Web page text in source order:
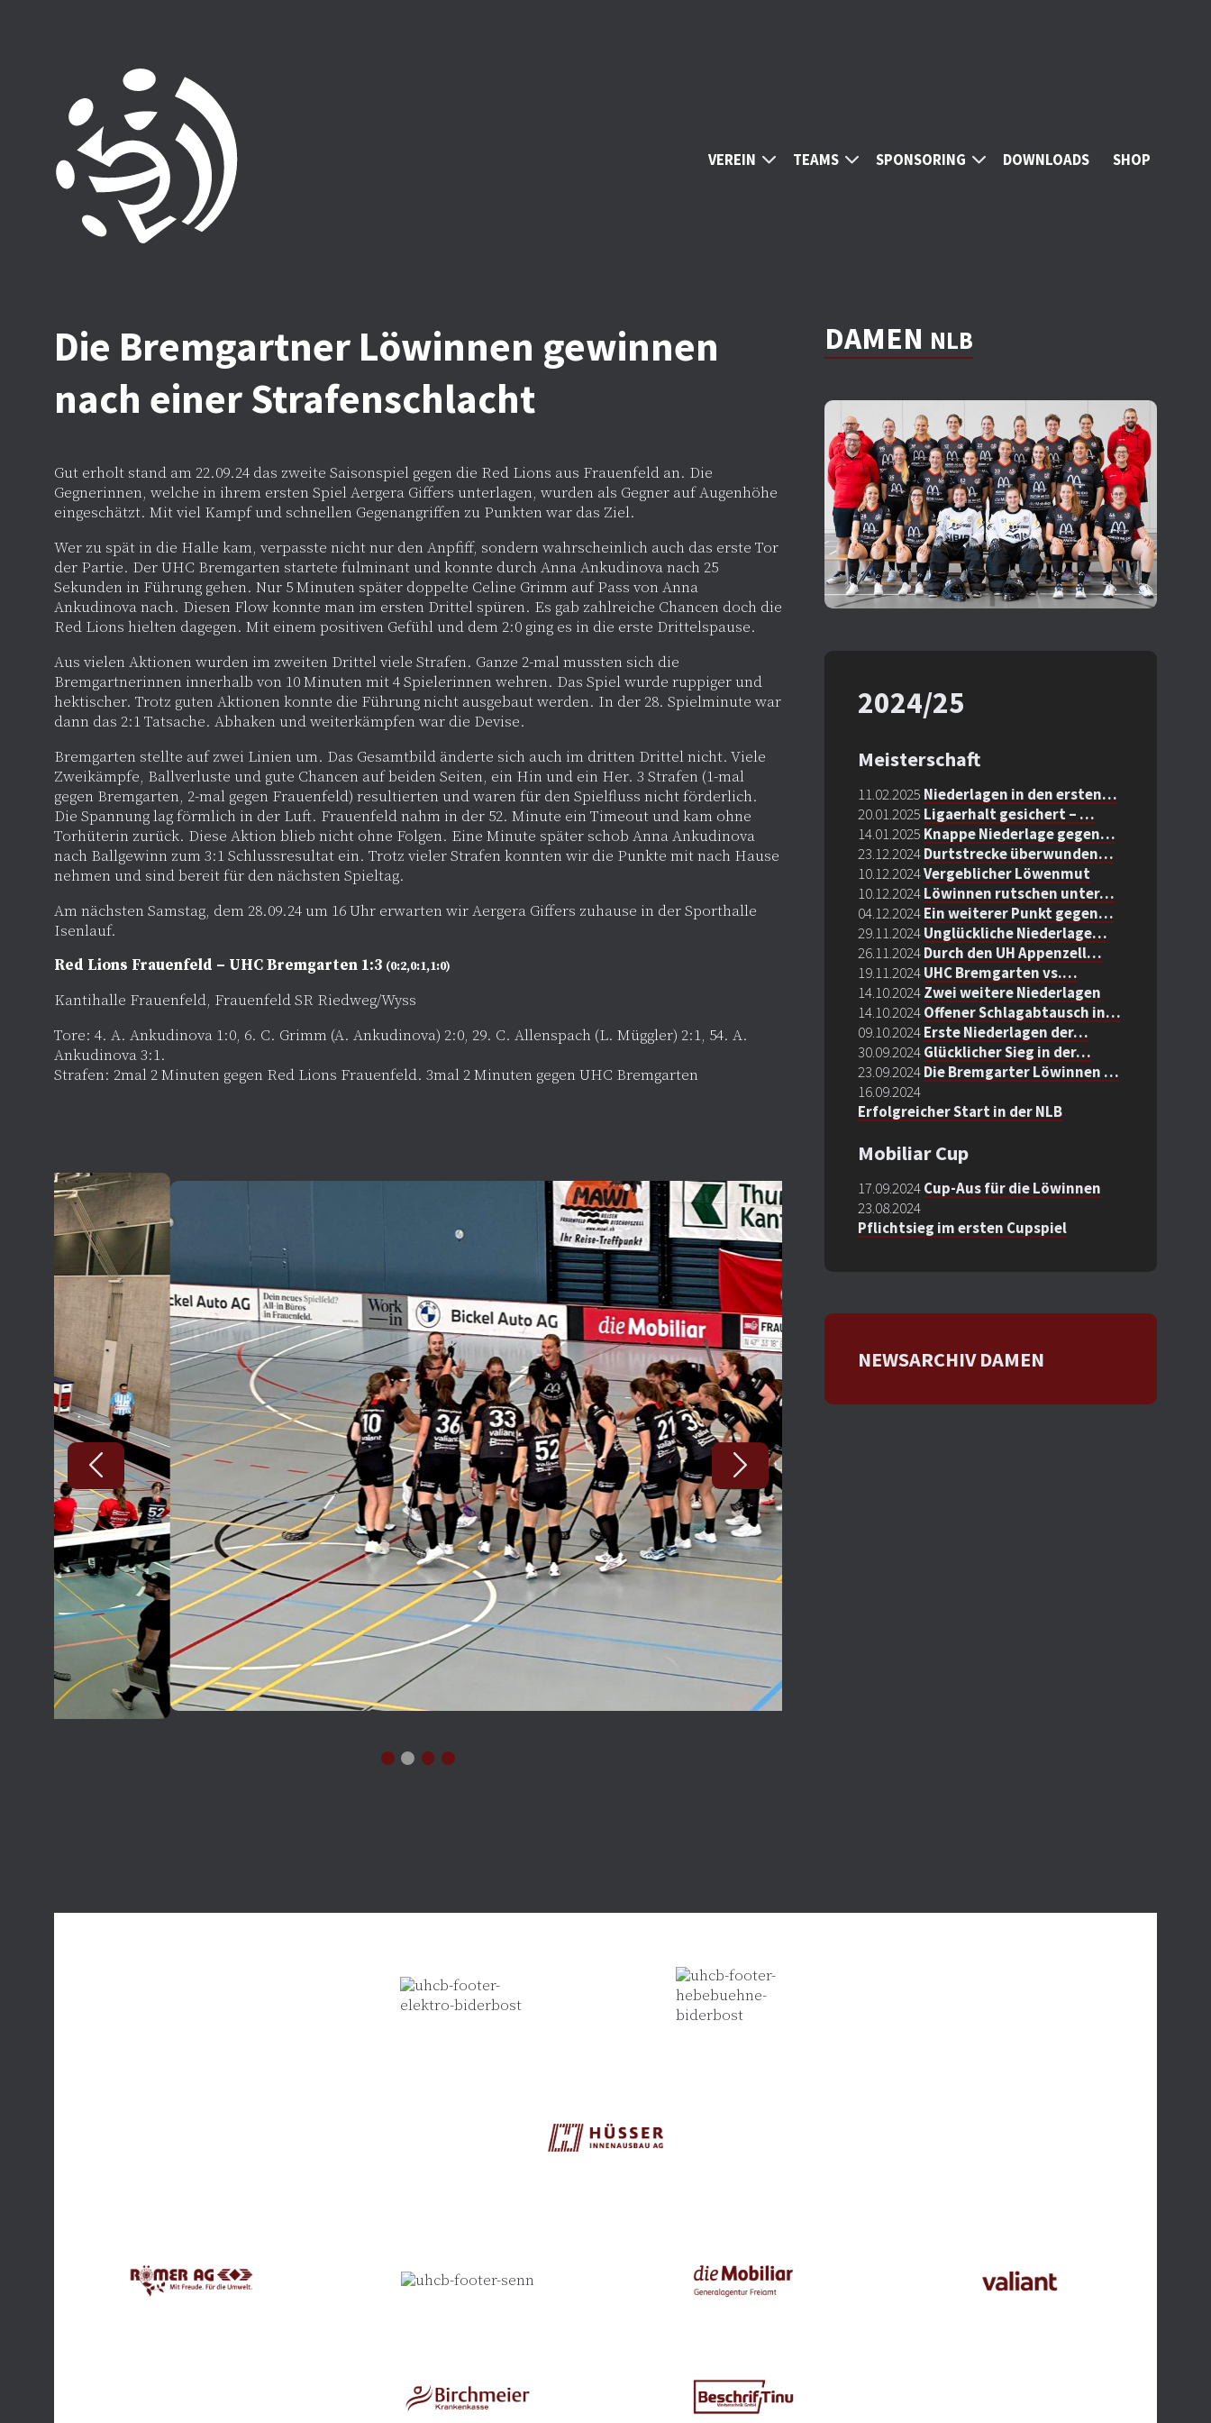
VEREIN TEAMS SPONSORING DOWNLOADS SHOP
Die Bremgartner Löwinnen gewinnen
nach einer Strafenschlacht
Gut erholt stand am 22.09.24 das zweite Saisonspiel gegen die Red Lions aus Frauenfeld an. Die
Gegnerinnen, welche in ihrem ersten Spiel Aergera Giffers unterlagen, wurden als Gegner auf Augenhöhe
eingeschätzt. Mit viel Kampf und schnellen Gegenangriffen zu Punkten war das Ziel.
Wer zu spät in die Halle kam, verpasste nicht nur den Anpfiff, sondern wahrscheinlich auch das erste Tor
der Partie. Der UHC Bremgarten startete fulminant und konnte durch Anna Ankudinova nach 25
Sekunden in Führung gehen. Nur 5 Minuten später doppelte Celine Grimm auf Pass von Anna
Ankudinova nach. Diesen Flow konnte man im ersten Drittel spüren. Es gab zahlreiche Chancen doch die
Red Lions hielten dagegen. Mit einem positiven Gefühl und dem 2:0 ging es in die erste Drittelspause.
Aus vielen Aktionen wurden im zweiten Drittel viele Strafen. Ganze 2-mal mussten sich die
Bremgartnerinnen innerhalb von 10 Minuten mit 4 Spielerinnen wehren. Das Spiel wurde ruppiger und
hektischer. Trotz guten Aktionen konnte die Führung nicht ausgebaut werden. In der 28. Spielminute war
dann das 2:1 Tatsache. Abhaken und weiterkämpfen war die Devise.
Bremgarten stellte auf zwei Linien um. Das Gesamtbild änderte sich auch im dritten Drittel nicht. Viele
Zweikämpfe, Ballverluste und gute Chancen auf beiden Seiten, ein Hin und ein Her. 3 Strafen (1-mal
gegen Bremgarten, 2-mal gegen Frauenfeld) resultierten und waren für den Spielfluss nicht förderlich.
Die Spannung lag förmlich in der Luft. Frauenfeld nahm in der 52. Minute ein Timeout und kam ohne
Torhüterin zurück. Diese Aktion blieb nicht ohne Folgen. Eine Minute später schob Anna Ankudinova
nach Ballgewinn zum 3:1 Schlussresultat ein. Trotz vieler Strafen konnten wir die Punkte mit nach Hause
nehmen und sind bereit für den nächsten Spieltag.
Am nächsten Samstag, dem 28.09.24 um 16 Uhr erwarten wir Aergera Giffers zuhause in der Sporthalle
Isenlauf.
Red Lions Frauenfeld – UHC Bremgarten 1:3 (0:2,0:1,1:0)
Kantihalle Frauenfeld, Frauenfeld SR Riedweg/Wyss
Tore: 4. A. Ankudinova 1:0, 6. C. Grimm (A. Ankudinova) 2:0, 29. C. Allenspach (L. Müggler) 2:1, 54. A.
Ankudinova 3:1.
Strafen: 2mal 2 Minuten gegen Red Lions Frauenfeld. 3mal 2 Minuten gegen UHC Bremgarten
DAMEN NLB
2024/25
Meisterschaft
11.02.2025 Niederlagen in den ersten…
20.01.2025 Ligaerhalt gesichert – …
14.01.2025 Knappe Niederlage gegen…
23.12.2024Durtstrecke überwunden…
10.12.2024Vergeblicher Löwenmut
10.12.2024Löwinnen rutschen unter…
04.12.2024Ein weiterer Punkt gegen…
29.11.2024Unglückliche Niederlage…
26.11.2024Durch den UH Appenzell…
19.11.2024UHC Bremgarten vs.…
14.10.2024Zwei weitere Niederlagen
14.10.2024Offener Schlagabtausch in…
09.10.2024Erste Niederlagen der…
30.09.2024Glücklicher Sieg in der…
23.09.2024Die Bremgarter Löwinnen …
16.09.2024
Erfolgreicher Start in der NLB
Mobiliar Cup
17.09.2024Cup-Aus für die Löwinnen
23.08.2024
Pflichtsieg im ersten Cupspiel
NEWSARCHIV DAMEN